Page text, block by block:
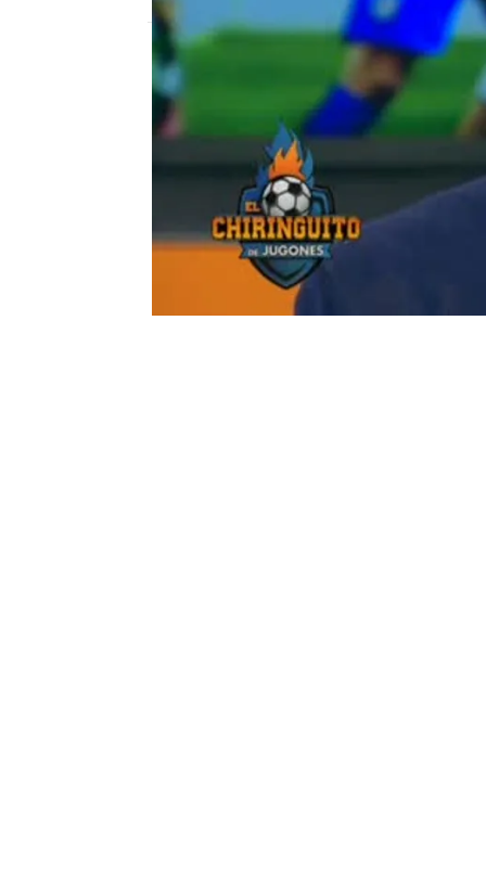
mega
Publicado: 12 de febrero de 2018, 12:52
José Luis Sánchez